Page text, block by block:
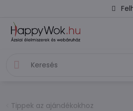
Tippek az ajándékokhoz